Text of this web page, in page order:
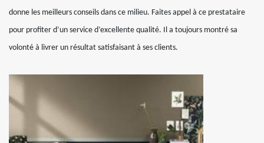
donne les meilleurs conseils dans ce milieu. Faites appel à ce prestataire
pour profiter d’un service d’excellente qualité. Il a toujours montré sa
volonté à livrer un résultat satisfaisant à ses clients.